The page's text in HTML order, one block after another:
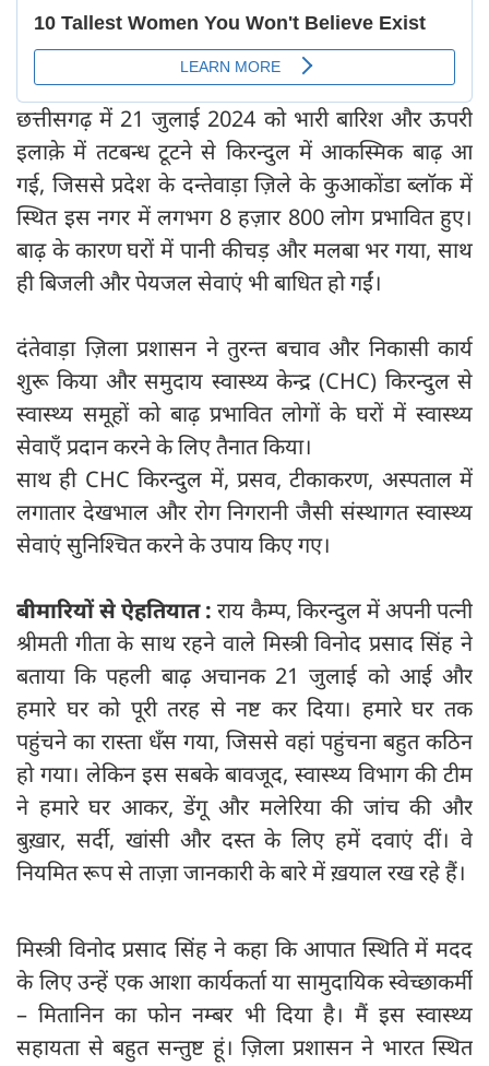
छत्तीसगढ़ में 21 जुलाई 2024 को भारी बारिश और ऊपरी
इलाक़े में तटबन्ध टूटने से किरन्दुल में आकस्मिक बाढ़ आ
गई, जिससे प्रदेश के दन्तेवाड़ा ज़िले के कुआकोंडा ब्लॉक में
स्थित इस नगर में लगभग 8 हज़ार 800 लोग प्रभावित हुए।
बाढ़ के कारण घरों में पानी कीचड़ और मलबा भर गया, साथ
ही बिजली और पेयजल सेवाएं भी बाधित हो गईं।
दंतेवाड़ा ज़िला प्रशासन ने तुरन्त बचाव और निकासी कार्य
शुरू किया और समुदाय स्वास्थ्य केन्द्र (CHC) किरन्दुल से
स्वास्थ्य समूहों को बाढ़ प्रभावित लोगों के घरों में स्वास्थ्य
सेवाएँ प्रदान करने के लिए तैनात किया।
साथ ही CHC किरन्दुल में, प्रसव, टीकाकरण, अस्पताल में
लगातार देखभाल और रोग निगरानी जैसी संस्थागत स्वास्थ्य
सेवाएं सुनिश्चित करने के उपाय किए गए।
बीमारियों से ऐहतियात :राय कैम्प, किरन्दुल में अपनी पत्नी
श्रीमती गीता के साथ रहने वाले मिस्त्री विनोद प्रसाद सिंह ने
बताया कि पहली बाढ़ अचानक 21 जुलाई को आई और
हमारे घर को पूरी तरह से नष्ट कर दिया। हमारे घर तक
पहुंचने का रास्ता धँस गया, जिससे वहां पहुंचना बहुत कठिन
हो गया। लेकिन इस सबके बावजूद, स्वास्थ्य विभाग की टीम
ने हमारे घर आकर, डेंगू और मलेरिया की जांच की और
बुख़ार, सर्दी, खांसी और दस्त के लिए हमें दवाएं दीं। वे
नियमित रूप से ताज़ा जानकारी के बारे में ख़याल रख रहे हैं।
मिस्त्री विनोद प्रसाद सिंह ने कहा कि आपात स्थिति में मदद
के लिए उन्हें एक आशा कार्यकर्ता या सामुदायिक स्वेच्छाकर्मी
– मितानिन का फोन नम्बर भी दिया है। मैं इस स्वास्थ्य
सहायता से बहुत सन्तुष्ट हूं। ज़िला प्रशासन ने भारत स्थित